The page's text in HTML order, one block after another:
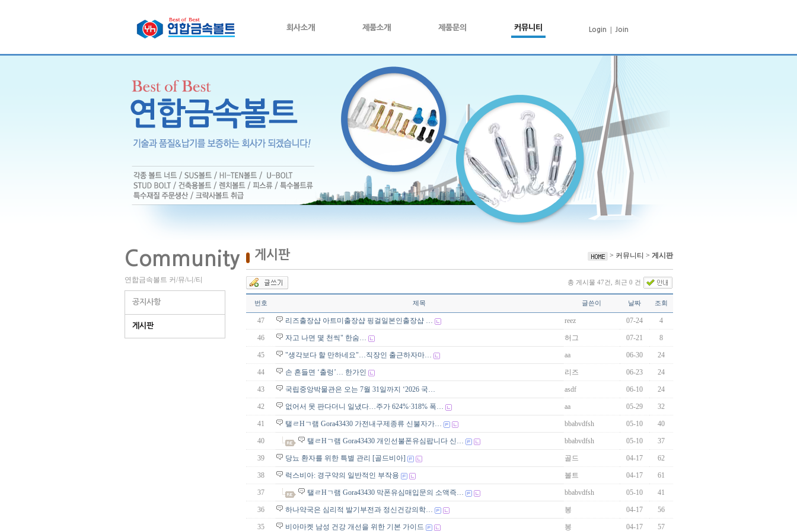
회사소개 제품소개 제품문의 커뮤니티 Login Join
Community
연합금속볼트 커/뮤/니/티
공지사항
게시판
게시판 > 커뮤니티 > 게시판
총 게시물 47건, 최근 0 건
번호 제목 글쓴이 날짜 조회
47 리즈출장샵 아트미출장샵 핑걸일본인출장샵 … reez 07-24 4
46 자고 나면 몇 천씩" 한숨… 허그 07-21 8
45 "생각보다 할 만하네요"…직장인 출근하자마… aa 06-30 24
44 손 흔들면 ‘출렁’… 한가인 리즈 06-23 24
43 국립중앙박물관은 오는 7월 31일까지 ‘2026 국… asdf 06-10 24
42 없어서 못 판다더니 일냈다…주가 624%·318% 폭… aa 05-29 32
41 탤ㄹHㄱ램 Gora43430 가전내구제종류 신불자가… bbabvdfsh 05-10 40
40 탤ㄹHㄱ램 Gora43430 개인선불폰유심팝니다 신… bbabvdfsh 05-10 37
39 당뇨 환자를 위한 특별 관리 [골드비아] 골드 04-17 62
38 럭스비아: 경구약의 일반적인 부작용 볼트 04-17 61
37 탤ㄹHㄱ램 Gora43430 막폰유심매입문의 소액즉… bbabvdfsh 05-10 41
36 하나약국은 심리적 발기부전과 정신건강의학… 봉 04-17 56
35 비아마켓 남성 건강 개선을 위한 기본 가이드 봉 04-17 57